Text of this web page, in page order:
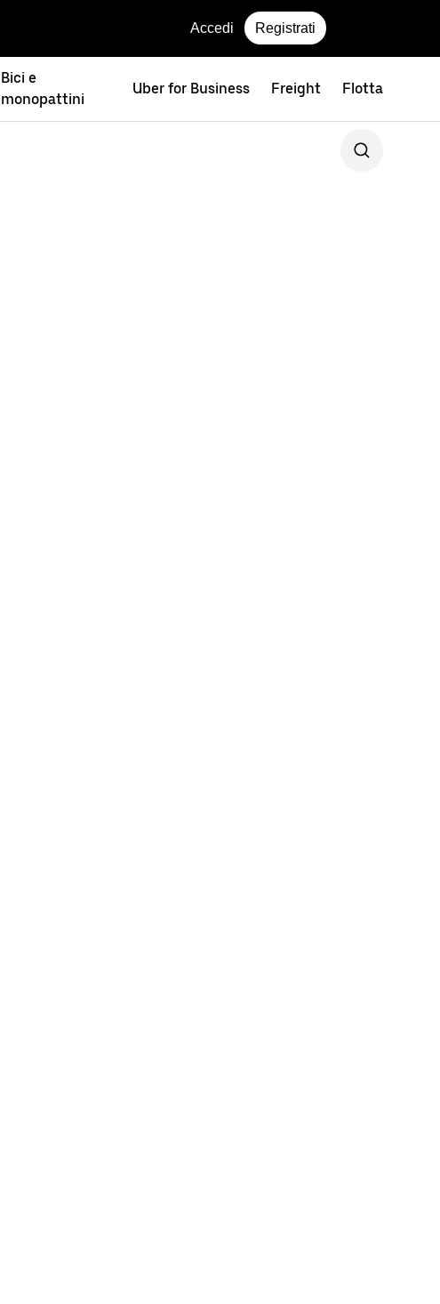
Accedi Registrati
Bici e
monopattini
Uber for Business Freight Flotta